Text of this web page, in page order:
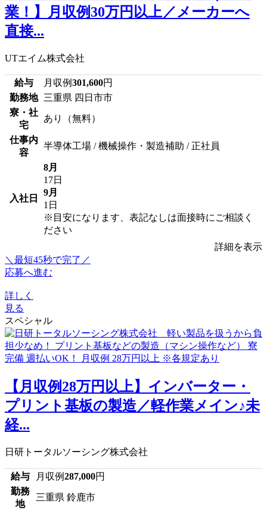
業！】月収例30万円以上／メーカーへ
直接...
UTエイム株式会社
給与 月収例301,600円
勤務地 三重県 四日市市
寮・社
宅
あり（無料）
仕事内
容
半導体工場 / 機械操作・製造補助 / 正社員
入社日
8月
17日
9月
1日
※目安になります、表記なしは面接時にご相談く
ださい
詳細を表示
＼最短45秒で完了／
応募へ進む
詳しく
見る
スペシャル
【月収例28万円以上】インバーター・
プリント基板の製造／軽作業メイン♪未
経...
日研トータルソーシング株式会社
給与 月収例287,000円
勤務
地
三重県 鈴鹿市